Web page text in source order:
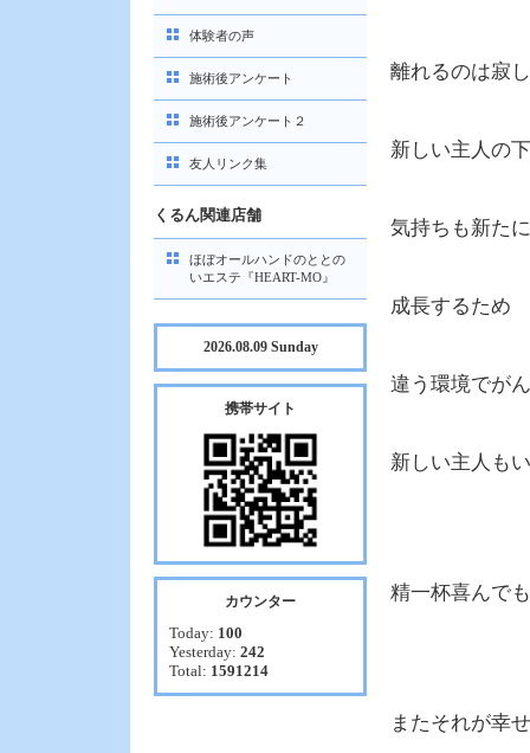
離れるのは寂
新しい主人の
気持ちも新たに
成長するため
違う環境でが
新しい主人も
精一杯喜んで
またそれが幸
体験者の声
施術後アンケート
施術後アンケート２
友人リンク集
くるん関連店舗
ほぼオールハンドのととの
いエステ『HEART-MO』
2026.08.09 Sunday
携帯サイト
カウンター
Today: 100
Yesterday: 242
Total: 1591214